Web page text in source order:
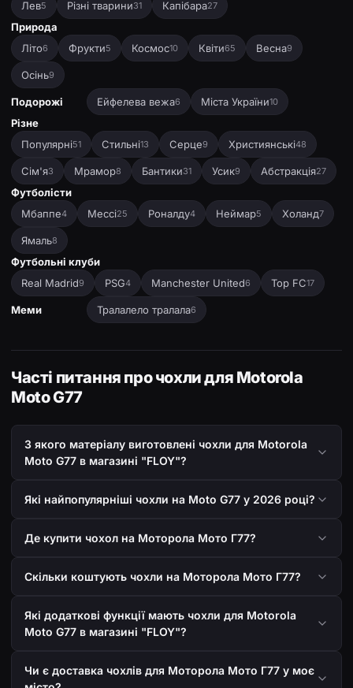
Лев5 Різні тварини31 Капібара27
Природа
Літо6 Фрукти5 Космос10 Квіти65 Весна9
Осінь9
Подорожі Ейфелева вежа6 Міста України10
Різне
Популярні51 Стильні13 Серце9 Християнські48
Сім'я3 Мрамор8 Бантики31 Усик9 Абстракція27
Футболісти
Мбаппе4 Мессі25 Роналду4 Неймар5 Холанд7
Ямаль8
Футбольні клуби
Real Madrid9 PSG4 Manchester United6 Top FC17
Меми Тралалело тралала6
Часті питання про чохли для Motorola
Moto G77
З якого матеріалу виготовлені чохли для Motorola
Moto G77 в магазині "FLOY"?
Які найпопулярніші чохли на Moto G77 у 2026 році?
Де купити чохол на Моторола Мото Г77?
Скільки коштують чохли на Моторола Мото Г77?
Які додаткові функції мають чохли для Motorola
Moto G77 в магазині "FLOY"?
Чи є доставка чохлів для Моторола Мото Г77 у моє